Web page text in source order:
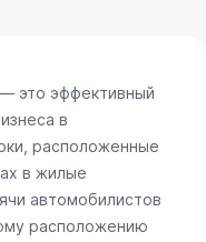
это эффективный
в
расположенные
в жилые
автомобилистов
расположению